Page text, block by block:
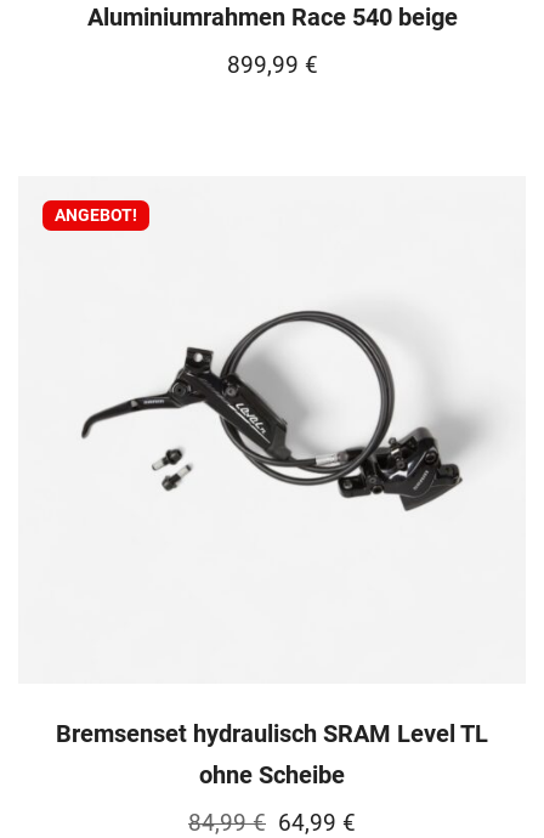
Aluminiumrahmen Race 540 beige
899,99 €
ANGEBOT!
Bremsenset hydraulisch SRAM Level TL
ohne Scheibe
84,99€ Ursprünglicher
64,99 €